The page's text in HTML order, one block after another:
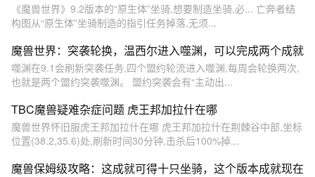
《魔兽世界》9.2版本的“原生体”坐骑,想要制造坐骑,必... 亡奔者结
构图从“原生体”坐骑制造的指引任务掉落,无须...
魔兽世界：突袭轮换，温西尔进入噬渊，可以完成两个成就
噬渊在9.1会刷新突袭任务,四个盟约轮流进入噬渊,每周会轮换两次,
也就是两个盟约突袭噬渊。 盟约突袭会有“主动出...
TBC魔兽疑难杂症问题 虎王邦加拉什在哪
魔兽世界怀旧服虎王邦加拉什在哪 虎王邦加拉什在荆棘谷中部,坐标
位置(38.2,35.6)处,刷新时间30分钟,击杀后100%掉...
魔兽保姆级攻略：这成就可得十只坐骑，这个版本成就现在